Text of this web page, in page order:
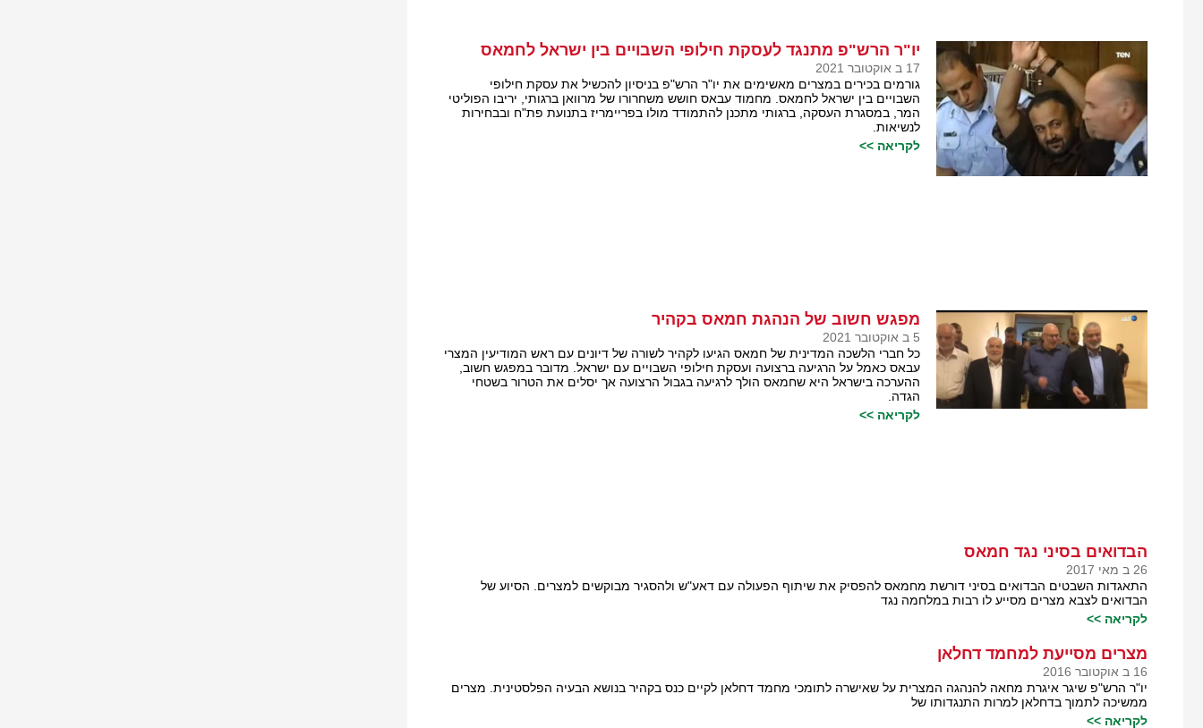
יו"ר הרש"פ מתנגד לעסקת חילופי השבויים בין ישראל לחמאס
17 ב אוקטובר 2021
גורמים בכירים במצרים מאשימים את יו"ר הרש"פ בניסיון להכשיל את עסקת חילופי
השבויים בין ישראל לחמאס. מחמוד עבאס חושש משחרורו של מרוואן ברגותי, יריבו הפוליטי
המר, במסגרת העסקה, ברגותי מתכנן להתמודד מולו בפריימריז בתנועת פת"ח ובבחירות
לנשיאות.
לקריאה >>
מפגש חשוב של הנהגת חמאס בקהיר
5 ב אוקטובר 2021
כל חברי הלשכה המדינית של חמאס הגיעו לקהיר לשורה של דיונים עם ראש המודיעין המצרי
עבאס כאמל על הרגיעה ברצועה ועסקת חילופי השבויים עם ישראל. מדובר במפגש חשוב,
ההערכה בישראל היא שחמאס הולך לרגיעה בגבול הרצועה אך יסלים את הטרור בשטחי
הגדה.
לקריאה >>
הבדואים בסיני נגד חמאס
26 ב מאי 2017
התאגדות השבטים הבדואים בסיני דורשת מחמאס להפסיק את שיתוף הפעולה עם דאע"ש ולהסגיר מבוקשים למצרים. הסיוע של
הבדואים לצבא מצרים מסייע לו רבות במלחמה נגד
לקריאה >>
מצרים מסייעת למחמד דחלאן
16 ב אוקטובר 2016
יו"ר הרש"פ שיגר איגרת מחאה להנהגה המצרית על שאישרה לתומכי מחמד דחלאן לקיים כנס בקהיר בנושא הבעיה הפלסטינית. מצרים
ממשיכה לתמוך בדחלאן למרות התנגדותו של
לקריאה >>